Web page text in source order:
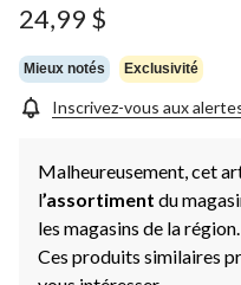
24,99 $
Mieux notés Exclusivité
Inscrivez-vous aux
Malheureusement, cet
l’assortiment du
les magasins de la région.
Ces produits similaires